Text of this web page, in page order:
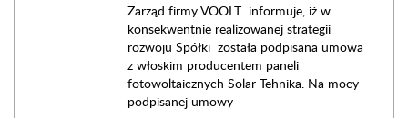
Zarząd firmy VOOLT informuje, iż w
konsekwentnie realizowanej strategii
rozwoju Spółki została podpisana umowa
z włoskim producentem paneli
fotowoltaicznych Solar Tehnika. Na mocy
podpisanej umowy